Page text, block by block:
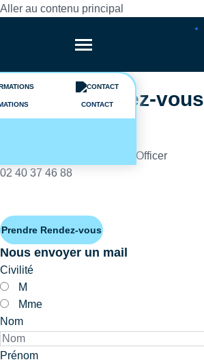
Aller au contenu principal
CONTACT
Une question ?
Prendre rendez-vous
Development & admissions Officer
02 40 37 46 88
Prendre Rendez-vous
Nous envoyer un mail
Civilité
M
Mme
Nom
Prénom